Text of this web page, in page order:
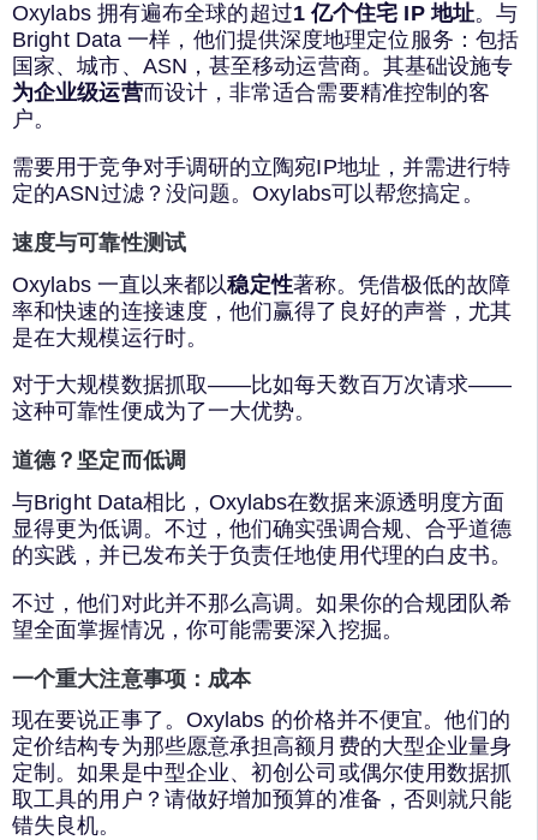
Oxylabs 拥有遍布全球的超过1 亿个住宅 IP 地址。与
Bright Data 一样，他们提供深度地理定位服务：包括
国家、城市、ASN，甚至移动运营商。其基础设施专
为企业级运营而设计，非常适合需要精准控制的客
户。
需要用于竞争对手调研的立陶宛IP地址，并需进行特
定的ASN过滤？没问题。Oxylabs可以帮您搞定。
速度与可靠性测试
Oxylabs 一直以来都以稳定性著称。凭借极低的故障
率和快速的连接速度，他们赢得了良好的声誉，尤其
是在大规模运行时。
对于大规模数据抓取——比如每天数百万次请求——
这种可靠性便成为了一大优势。
道德？坚定而低调
与Bright Data相比，Oxylabs在数据来源透明度方面
显得更为低调。不过，他们确实强调合规、合乎道德
的实践，并已发布关于负责任地使用代理的白皮书。
不过，他们对此并不那么高调。如果你的合规团队希
望全面掌握情况，你可能需要深入挖掘。
一个重大注意事项：成本
现在要说正事了。Oxylabs 的价格并不便宜。他们的
定价结构专为那些愿意承担高额月费的大型企业量身
定制。如果是中型企业、初创公司或偶尔使用数据抓
取工具的用户？请做好增加预算的准备，否则就只能
错失良机。